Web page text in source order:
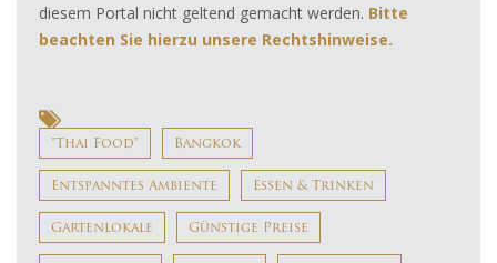
diesem Portal nicht geltend gemacht werden. Bitte
beachten Sie hierzu unsere Rechtshinweise.
"Thai Food" Bangkok
Entspanntes Ambiente Essen & Trinken
Gartenlokale Günstige Preise